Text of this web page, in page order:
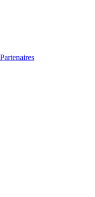
Partenaires